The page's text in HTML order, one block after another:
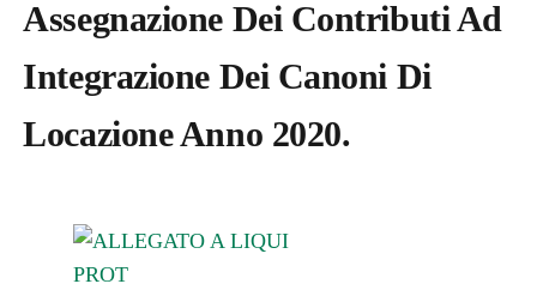
Assegnazione Dei Contributi Ad
Integrazione Dei Canoni Di
Locazione Anno 2020.